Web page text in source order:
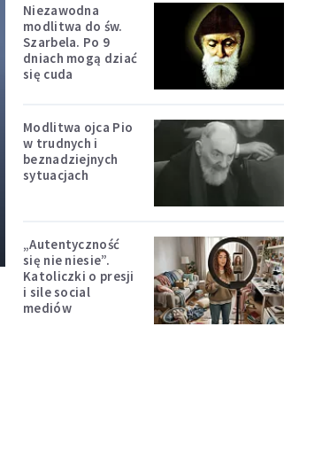
Niezawodna
modlitwa do św.
Szarbela. Po 9
dniach mogą dziać
się cuda
Modlitwa ojca Pio
w trudnych i
beznadziejnych
sytuacjach
„Autentyczność
się nie niesie”.
Katoliczki o presji
i sile social
mediów